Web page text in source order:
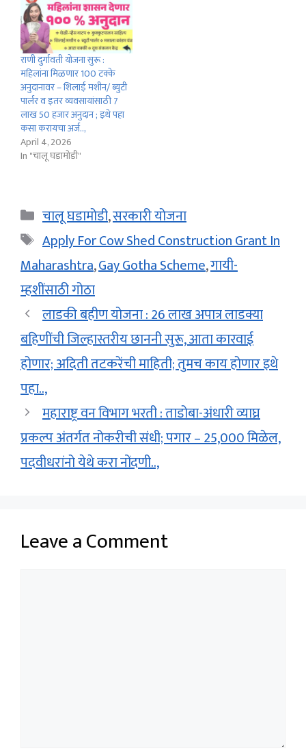
राणी दुर्गावती योजना सुरू :
महिलांना मिळणार 100 टक्के
अनुदानावर – शिलाई मशीन/ ब्युटी
पार्लर व इतर व्यवसायांसाठी 7
लाख 50 हजार अनुदान ; इथे पहा
कसा करायचा अर्ज..,
April 4, 2026
In "चालू घडामोडी"
Categories
चालू घडामोडी,सरकारी योजना
Tags
Apply For Cow Shed Construction Grant In
Maharashtra,Gay Gotha Scheme,गायी-
म्हशींसाठी गोठा
लाडकी बहीण योजना : 26 लाख अपात्र लाडक्या
बहिणींची जिल्हास्तरीय छाननी सुरू, आता कारवाई
होणार; अदिती तटकरेंची माहिती; तुमच काय होणार इथे
पहा..,
महाराष्ट्र वन विभाग भरती : ताडोबा-अंधारी व्याघ्र
प्रकल्प अंतर्गत नोकरीची संधी; पगार – 25,000 मिळेल,
पदवीधरांनो येथे करा नोंदणी..,
Leave a Comment